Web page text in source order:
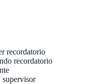
recordatorio
recordatorio